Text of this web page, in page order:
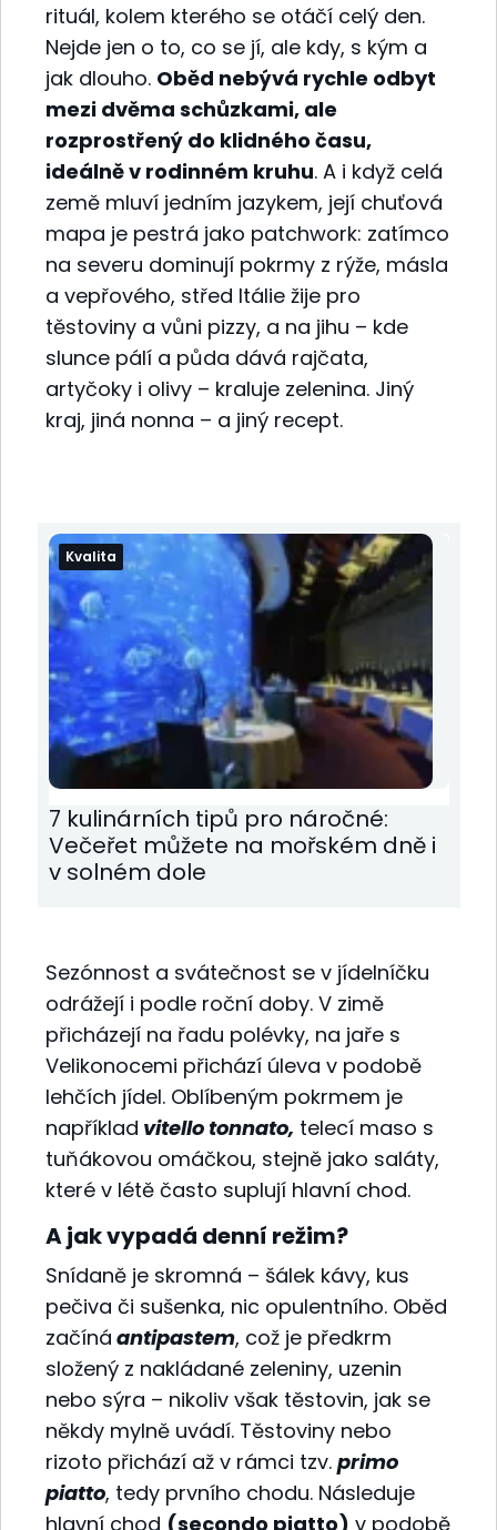
rituál, kolem kterého se otáčí celý den.
Nejde jen o to, co se jí, ale kdy, s kým a
jak dlouho. Oběd nebývá rychle odbyt
mezi dvěma schůzkami, ale
rozprostřený do klidného času,
ideálně v rodinném kruhu. A i když celá
země mluví jedním jazykem, její chuťová
mapa je pestrá jako patchwork: zatímco
na severu dominují pokrmy z rýže, másla
a vepřového, střed Itálie žije pro
těstoviny a vůni pizzy, a na jihu – kde
slunce pálí a půda dává rajčata,
artyčoky i olivy – kraluje zelenina. Jiný
kraj, jiná nonna – a jiný recept.
Kvalita
7 kulinárních tipů pro náročné:
Večeřet můžete na mořském dně i
v solném dole
Sezónnost a svátečnost se v jídelníčku
odrážejí i podle roční doby. V zimě
přicházejí na řadu polévky, na jaře s
Velikonocemi přichází úleva v podobě
lehčích jídel. Oblíbeným pokrmem je
například vitello tonnato, telecí maso s
tuňákovou omáčkou, stejně jako saláty,
které v létě často suplují hlavní chod.
A jak vypadá denní režim?
Snídaně je skromná – šálek kávy, kus
pečiva či sušenka, nic opulentního. Oběd
začíná antipastem, což je předkrm
složený z nakládané zeleniny, uzenin
nebo sýra – nikoliv však těstovin, jak se
někdy mylně uvádí. Těstoviny nebo
rizoto přichází až v rámci tzv. primo
piatto, tedy prvního chodu. Následuje
hlavní chod (secondo piatto) v podobě